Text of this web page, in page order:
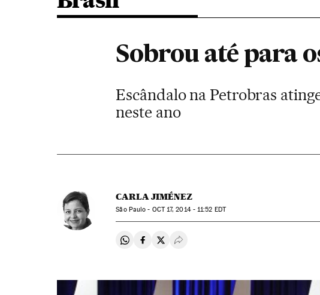
Sobrou até para
Escândalo na Petrobras
neste ano
CARLA JIMÉNEZ
São Paulo - OCT17, 2014 - 11:52 EDT
Compartir en Whatsapp
Compartir en Facebook
Compartir en Twitter
Desplegar Redes Sociales